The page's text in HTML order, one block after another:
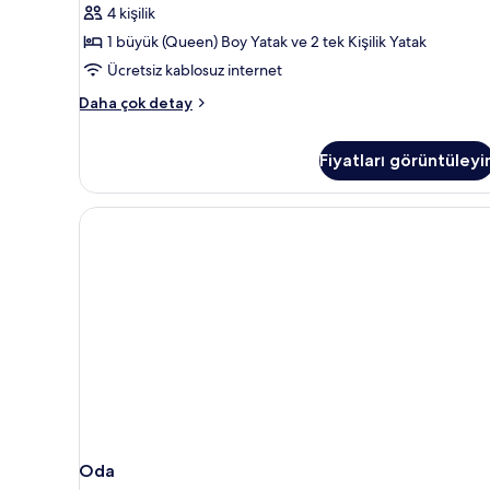
Oda,
Sigara
İçilmez,
Klima
fotoğrafları
görün
4 kişilik
1 büyük (Queen) Boy Yatak ve 2 tek Kişilik Yatak
Ücretsiz kablosuz internet
Daha çok detay
Junior
İki
Ayrı
Yataklı
Fiyatları
Oda